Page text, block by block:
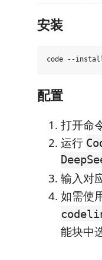
安装
配置
打开命
运行
输入对
如需使
能块中